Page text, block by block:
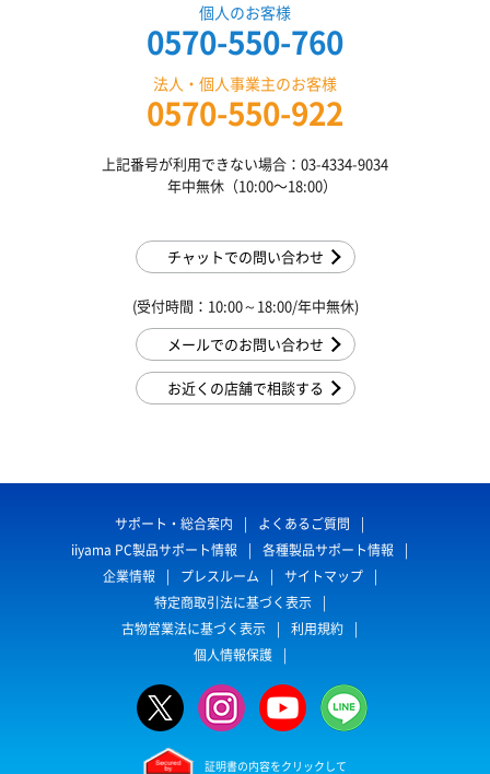
個人のお客様
0570-550-760
法人・個人事業主のお客様
0570-550-922
上記番号が利用できない場合：03-4334-9034
年中無休（10:00〜18:00）
チャットでの問い合わせ
(受付時間：10:00～18:00/年中無休)
メールでのお問い合わせ
お近くの店舗で相談する
サポート・総合案内
よくあるご質問
iiyama PC製品サポート情報
各種製品サポート情報
企業情報
プレスルーム
サイトマップ
特定商取引法に基づく表示
古物営業法に基づく表示
利用規約
個人情報保護
証明書の内容をクリックして